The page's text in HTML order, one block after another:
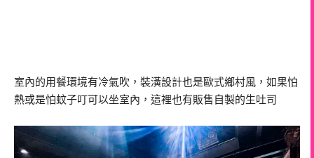
室內的用餐環境有冷氣吹，裝潢設計也是歐式鄉村風，如果怕
熱或是怕蚊子叮可以坐室內，這裡也有販售自製的生吐司